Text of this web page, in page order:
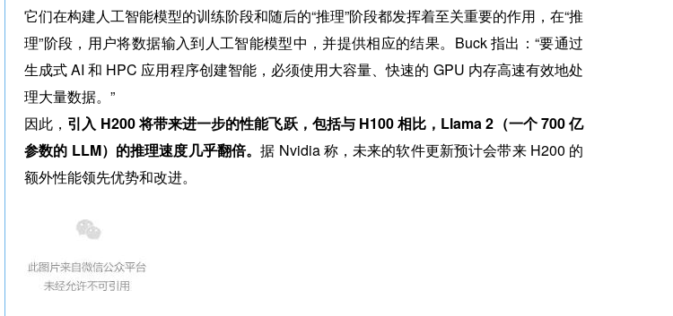
它们在构建人工智能模型的训练阶段和随后的“推理”阶段都发挥着至关重要的作用，在“推
理”阶段，用户将数据输入到人工智能模型中，并提供相应的结果。Buck 指出：“要通过
生成式 AI 和 HPC 应用程序创建智能，必须使用大容量、快速的 GPU 内存高速有效地处
理大量数据。”
因此， 引入 H200 将带来进一步的性能飞跃，包括与 H100 相比，Llama 2（一个 700 亿
参数的 LLM）的推理速度几乎翻倍。据 Nvidia 称，未来的软件更新预计会带来 H200 的
额外性能领先优势和改进。